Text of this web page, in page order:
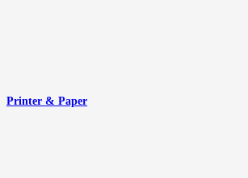
Printer & Paper